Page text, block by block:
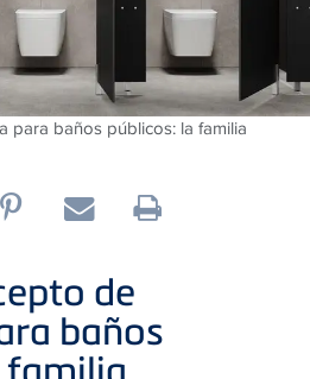
para baños públicos: la familia
de
baños
familia